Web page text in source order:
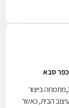
חברת "ורדינון" הוקמה בשנת 1928,מתמחה בייצור
הבית, כאשר